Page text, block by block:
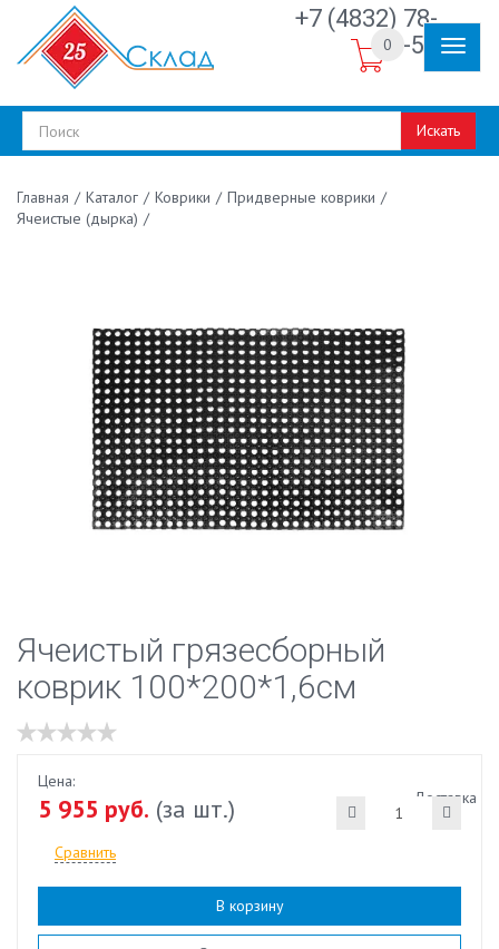
+7 (4832) 78-
30-50
Искать
0
Главная / Каталог / Коврики / Придверные коврики /
Ячеистые (дырка) /
Ячеистый грязесборный
коврик 100*200*1,6см
Доставка
Цена:
5 955 руб. (за шт.)
Сравнить
В корзину